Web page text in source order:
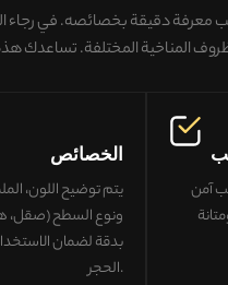
معرفة دقيقة بخصائصه. في رجاء
المناخية المختلفة. تساعدك
الخصائص
يتم توضيح اللون،
ونوع السطح (صقل،
بدقة لضمان
الحجر.
آمن